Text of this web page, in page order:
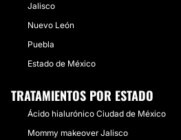
Jalisco
Nuevo León
Puebla
Estado de México
TRATAMIENTOS POR ESTADO
Ácido hialurónico Ciudad de México
Mommy makeover Jalisco